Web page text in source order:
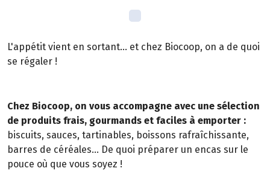
L'appétit vient en sortant... et chez Biocoop, on a de quoi
se régaler !
Chez Biocoop, on vous accompagne avec une sélection
de produits frais, gourmands et faciles à emporter :
biscuits, sauces, tartinables, boissons rafraîchissante,
barres de céréales... De quoi préparer un encas sur le
pouce où que vous soyez !